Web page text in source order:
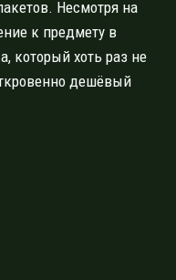
Несмотря на
к предмету в
который хоть раз не
дешёвый